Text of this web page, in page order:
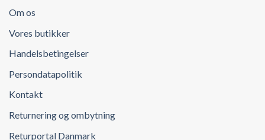
Om os
Vores butikker
Handelsbetingelser
Persondatapolitik
Kontakt
Returnering og ombytning
Returportal Danmark